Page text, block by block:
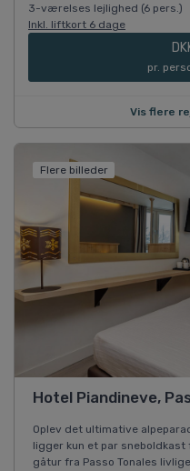
3-værelses lejlighed (6 pers.)
Inkl. liftkort 6 dage
pr.
Vis flere
Flere billeder
Hotel Piandineve,
Oplev det ultimative
ligger kun et par
gåtur fra Passo Tonales